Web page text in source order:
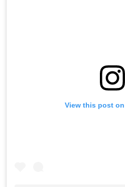
View this post